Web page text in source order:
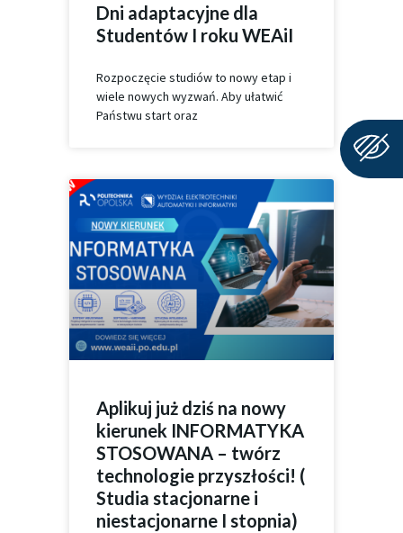
Dni adaptacyjne dla
Studentów I roku WEAiI
Rozpoczęcie studiów to nowy etap i
wiele nowych wyzwań. Aby ułatwić
Państwu start oraz
Aplikuj już dziś na nowy
kierunek INFORMATYKA
STOSOWANA – twórz
technologie przyszłości! (
Studia stacjonarne i
niestacjonarne I stopnia)